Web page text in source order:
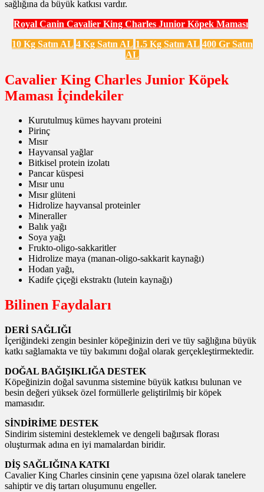
sağlığına da büyük katkısı vardır.
Royal Canin Cavalier King Charles Junior Köpek Maması
10 Kg Satın AL 4 Kg Satın AL 1.5 Kg Satın AL 400 Gr Satın
AL
Cavalier King Charles Junior Köpek
Maması İçindekiler
Kurutulmuş kümes hayvanı proteini
Pirinç
Mısır
Hayvansal yağlar
Bitkisel protein izolatı
Pancar küspesi
Mısır unu
Mısır glüteni
Hidrolize hayvansal proteinler
Mineraller
Balık yağı
Soya yağı
Frukto-oligo-sakkaritler
Hidrolize maya (manan-oligo-sakkarit kaynağı)
Hodan yağı,
Kadife çiçeği ekstraktı (lutein kaynağı)
Bilinen Faydaları
DERİ SAĞLIĞI
İçeriğindeki zengin besinler köpeğinizin deri ve tüy sağlığına büyük
katkı sağlamakta ve tüy bakımını doğal olarak gerçekleştirmektedir.
DOĞAL BAĞIŞIKLIĞA DESTEK
Köpeğinizin doğal savunma sistemine büyük katkısı bulunan ve
besin değeri yüksek özel formüllerle geliştirilmiş bir köpek
mamasıdır.
SİNDİRİME DESTEK
Sindirim sistemini desteklemek ve dengeli bağırsak florası
oluşturmak adına en iyi mamalardan biridir.
DİŞ SAĞLIĞINA KATKI
Cavalier King Charles cinsinin çene yapısına özel olarak tanelere
sahiptir ve diş tartarı oluşumunu engeller.